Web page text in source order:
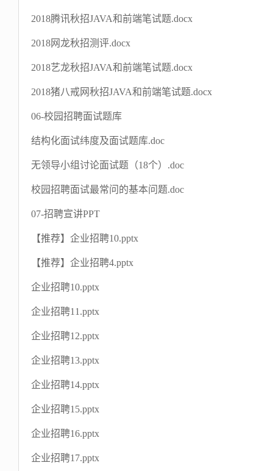
2018腾讯秋招JAVA和前端笔试题.docx
2018网龙秋招测评.docx
2018艺龙秋招JAVA和前端笔试题.docx
2018猪八戒网秋招JAVA和前端笔试题.docx
06-校园招聘面试题库
结构化面试纬度及面试题库.doc
无领导小组讨论面试题（18个）.doc
校园招聘面试最常问的基本问题.doc
07-招聘宣讲PPT
【推荐】企业招聘10.pptx
【推荐】企业招聘4.pptx
企业招聘10.pptx
企业招聘11.pptx
企业招聘12.pptx
企业招聘13.pptx
企业招聘14.pptx
企业招聘15.pptx
企业招聘16.pptx
企业招聘17.pptx